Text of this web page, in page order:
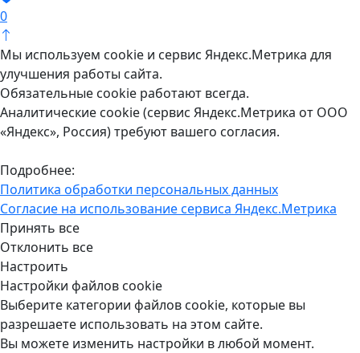
0
Мы используем cookie и сервис Яндекс.Метрика для
улучшения работы сайта.
Обязательные cookie работают всегда.
Аналитические cookie (сервис Яндекс.Метрика от ООО
«Яндекс», Россия) требуют вашего согласия.
Подробнее:
Политика обработки персональных данных
Согласие на использование сервиса Яндекс.Метрика
Принять все
Отклонить все
Настроить
Настройки файлов cookie
Выберите категории файлов cookie, которые вы
разрешаете использовать на этом сайте.
Вы можете изменить настройки в любой момент.